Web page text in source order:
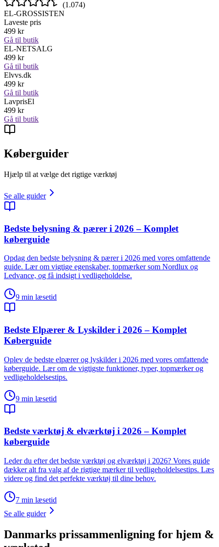
(1.074)
EL-GROSSISTEN
Laveste pris
499 kr
Gå til butik
EL-NETSALG
499 kr
Gå til butik
Elvvs.dk
499 kr
Gå til butik
LavprisEl
499 kr
Gå til butik
Køberguider
Hjælp til at vælge det rigtige værktøj
Se alle guider
Bedste belysning & pærer i 2026 – Komplet
køberguide
Opdag den bedste belysning & pærer i 2026 med vores omfattende
guide. Lær om vigtige egenskaber, topmærker som Nordlux og
Ledvance, og få indsigt i vedligeholdelse.
9 min læsetid
Bedste Elpærer & Lyskilder i 2026 – Komplet
Køberguide
Oplev de bedste elpærer og lyskilder i 2026 med vores omfattende
køberguide. Lær om de vigtigste funktioner, typer, topmærker og
vedligeholdelsestips.
9 min læsetid
Bedste værktøj & elværktøj i 2026 – Komplet
køberguide
Leder du efter det bedste værktøj og elværktøj i 2026? Vores guide
dækker alt fra valg af de rigtige mærker til vedligeholdelsestips. Læs
videre og find det perfekte værktøj til dine behov.
7 min læsetid
Se alle guider
Danmarks prissammenligning for hjem &